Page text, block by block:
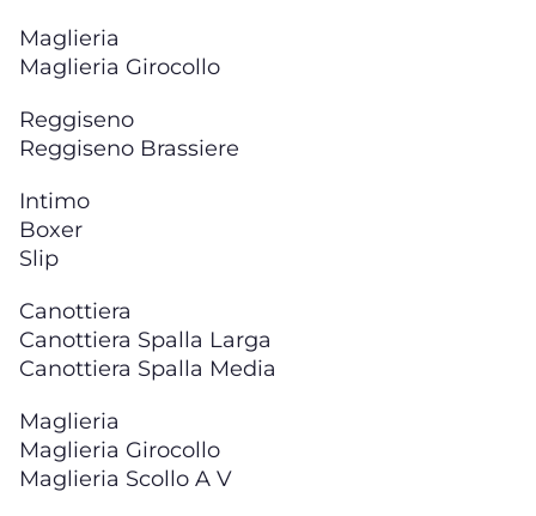
Maglieria
Maglieria Girocollo
Reggiseno
Reggiseno Brassiere
Intimo
Boxer
Slip
Canottiera
Canottiera Spalla Larga
Canottiera Spalla Media
Maglieria
Maglieria Girocollo
Maglieria Scollo A V